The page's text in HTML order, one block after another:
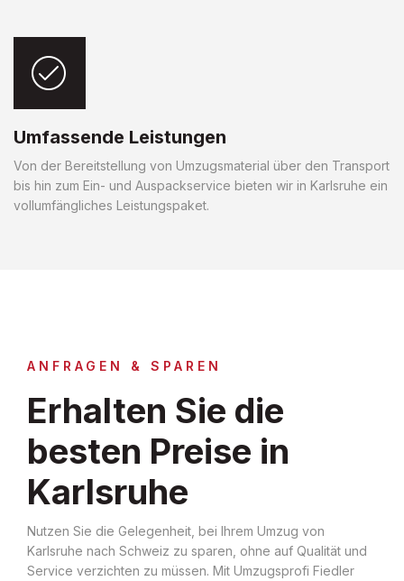
Umfassende Leistungen
Von der Bereitstellung von Umzugsmaterial über den Transport
bis hin zum Ein- und Auspackservice bieten wir in Karlsruhe ein
vollumfängliches Leistungspaket.
ANFRAGEN & SPAREN
Erhalten Sie die
besten Preise in
Karlsruhe
Nutzen Sie die Gelegenheit, bei Ihrem Umzug von
Karlsruhe nach Schweiz zu sparen, ohne auf Qualität und
Service verzichten zu müssen. Mit Umzugsprofi Fiedler